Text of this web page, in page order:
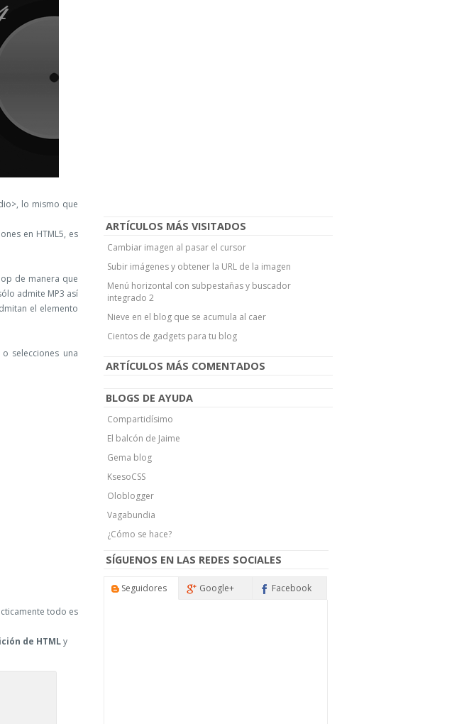
lo mismo que
en HTML5, es
de manera que
admite MP3 así
el elemento
selecciones una
todo es
de HTMLy
ARTÍCULOS MÁS VISITADOS
Cambiar imagen al pasar el cursor
Subir imágenes y obtener la URL de la imagen
Menú horizontal con subpestañas y buscador
integrado 2
Nieve en el blog que se acumula al caer
Cientos de gadgets para tu blog
ARTÍCULOS MÁS COMENTADOS
BLOGS DE AYUDA
Compartidísimo
El balcón de Jaime
Gema blog
KsesoCSS
Oloblogger
Vagabundia
¿Cómo se hace?
SÍGUENOS EN LAS REDES SOCIALES
Seguidores Google+ Facebook